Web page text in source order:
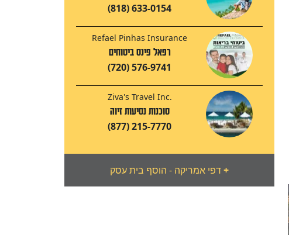
(818) 633-0154
Refael Pinhas Insurance
רפאל פינס ביטוחים
(720) 576-9741
Ziva's Travel Inc.
סוכנות נסיעות זיוה
(877) 215-7770
דפי אמריקה - הוסף בית עסק+